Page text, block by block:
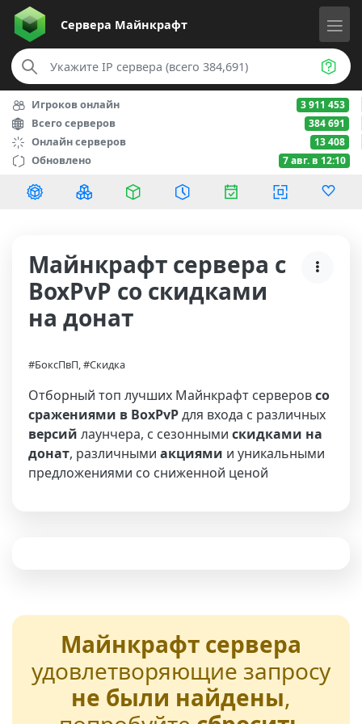
Сервера Майнкрафт
Игроков онлайн 3 911 453
Всего серверов 384 691
Онлайн серверов 13 408
Обновлено 7 авг. в 12:10
Майнкрафт сервера с
BoxPvP со скидками
на донат
#БоксПвП, #Скидка
Отборный топ лучших Майнкрафт серверовсо
сражениями в BoxPvPдля входа с различных
версий лаунчера, с сезонными скидками на
донат, различными акциями и уникальными
предложениями со сниженной ценой
Майнкрафт сервера
удовлетворяющие запросу
не были найдены,